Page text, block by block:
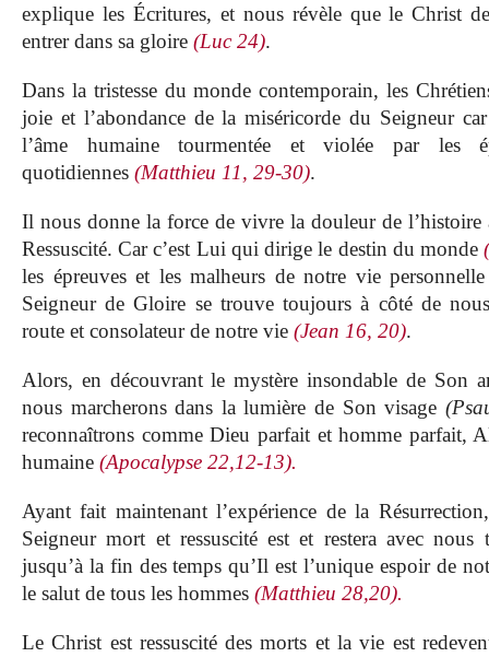
explique les Écritures, et nous révèle que le Christ
entrer dans sa gloire (Luc 24).
Dans la tristesse du monde contemporain, les
joie et l’abondance de la miséricorde du Seigneur
l’âme humaine tourmentée et violée par les
quotidiennes (Matthieu 11, 29-30).
Il nous donne la force de vivre la douleur de l’histoire
Ressuscité. Car c’est Lui qui dirige le destin du monde
les épreuves et les malheurs de notre vie
Seigneur de Gloire se trouve toujours à côté de
route et consolateur de notre vie (Jean 16, 20).
Alors, en découvrant le mystère insondable de Son
nous marcherons dans la lumière de Son visage
reconnaîtrons comme Dieu parfait et homme parfait,
humaine (Apocalypse 22,12-13).
Ayant fait maintenant l’expérience de la
Seigneur mort et ressuscité est et restera avec
jusqu’à la fin des temps qu’Il est l’unique espoir de
le salut de tous les hommes (Matthieu 28,20).
Le Christ est ressuscité des morts et la vie est